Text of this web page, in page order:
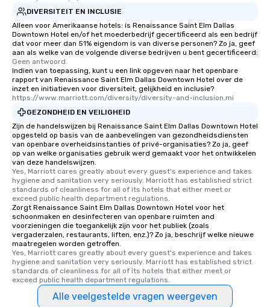
DIVERSITEIT EN INCLUSIE
Alleen voor Amerikaanse hotels: is Renaissance Saint Elm Dallas
Downtown Hotel en/of het moederbedrijf gecertificeerd als een bedrijf
dat voor meer dan 51% eigendom is van diverse personen? Zo ja, geef
aan als welke van de volgende diverse bedrijven u bent gecertificeerd:
Geen antwoord.
Indien van toepassing, kunt u een link opgeven naar het openbare
rapport van Renaissance Saint Elm Dallas Downtown Hotel over de
inzet en initiatieven voor diversiteit, gelijkheid en inclusie?
https://www.marriott.com/diversity/diversity-and-inclusion.mi
GEZONDHEID EN VEILIGHEID
Zijn de handelswijzen bij Renaissance Saint Elm Dallas Downtown Hotel
opgesteld op basis van de aanbevelingen van gezondheidsdiensten
van openbare overheidsinstanties of privé-organisaties? Zo ja, geef
op van welke organisaties gebruik werd gemaakt voor het ontwikkelen
van deze handelswijzen.
Yes, Marriott cares greatly about every guest's experience and takes
hygiene and sanitation very seriously. Marriott has established strict
standards of cleanliness for all of its hotels that either meet or
exceed public health department regulations.
Zorgt Renaissance Saint Elm Dallas Downtown Hotel voor het
schoonmaken en desinfecteren van openbare ruimten and
voorzieningen die toegankelijk zijn voor het publiek (zoals
vergaderzalen, restaurants, liften, enz.)? Zo ja, beschrijf welke nieuwe
maatregelen worden getroffen.
Yes, Marriott cares greatly about every guest's experience and takes
hygiene and sanitation very seriously. Marriott has established strict
standards of cleanliness for all of its hotels that either meet or
exceed public health department regulations.
Alle veelgestelde vragen weergeven